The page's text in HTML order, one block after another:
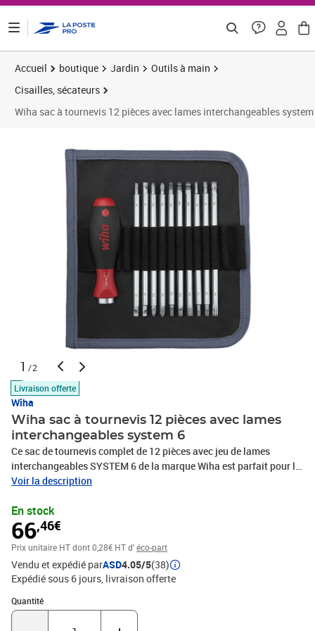
Accueil boutique Jardin
Outils à main
Cisailles, sécateurs
Wiha sac à tournevis 12 pièces avec lames interchangeables
1 /2
Livraison offerte
Wiha
Wiha sac à tournevis 12 pièces avec lames
interchangeables system 6
Ce sac de tournevis complet de 12 pièces avec jeu de lames
interchangeables SYSTEM 6 de la marque Wiha est parfait pour le
bricolage ou un usage professionnel. Les tournevis sont fabriqués
grande résistance et durabilité. Les manches ergonomiques à
prise souple offrent un excellent couple et sont confortables à
utiliser, garantissant que le travail est pratique pour les mains et
les muscles, même pendant de longues périodes. La pince à bille
d’arrêt par clic garantit le maintien en sécurité des lampes. Ce kit
de tournevis interchangeable polyvalent et peu encombrant est
parfait pour un usage quotidien ou professionnel. La livraison
comprend 10 tournevis différents et 1 manche de tournevis.
Voir la description
En stock
66,46€
Prix unitaire HTdont 0,28€ HT d'éco-part
Vendu et expédié parASD4.05/5(38)
Expédié sous 6 jours livraison offerte
Quantité
Quantité : 1